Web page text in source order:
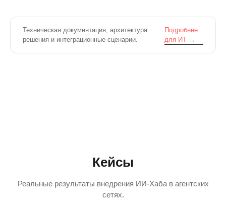
Техническая документация, архитектура
решения и интеграционные сценарии.
Подробнее
для ИТ →
Кейсы
Реальные результаты внедрения ИИ-Хаба в агентских
сетях.